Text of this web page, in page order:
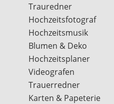
Trauredner
Hochzeitsfotograf
Hochzeitsmusik
Blumen & Deko
Hochzeitsplaner
Videografen
Trauerredner
Karten & Papeterie